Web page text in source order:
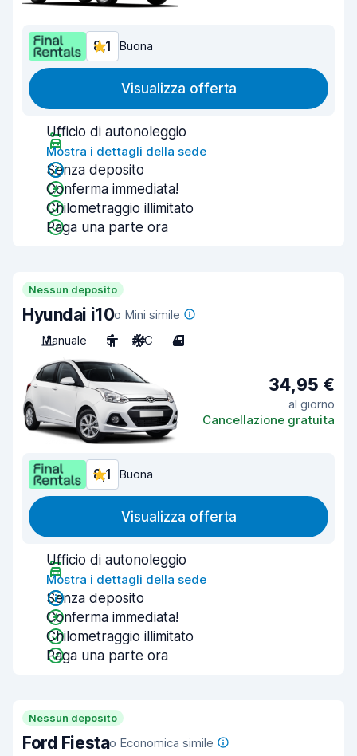
8,1 Buona
Visualizza offerta
Ufficio di autonoleggio
Mostra i dettagli della sede
Senza deposito
Conferma immediata!
Chilometraggio illimitato
Paga una parte ora
Nessun deposito
Hyundai i10o Mini simile
Manuale
5 A/C 4
34,95 €
al giorno
Cancellazione gratuita
8,1 Buona
Visualizza offerta
Ufficio di autonoleggio
Mostra i dettagli della sede
Senza deposito
Conferma immediata!
Chilometraggio illimitato
Paga una parte ora
Nessun deposito
Ford Fiestao Economica simile